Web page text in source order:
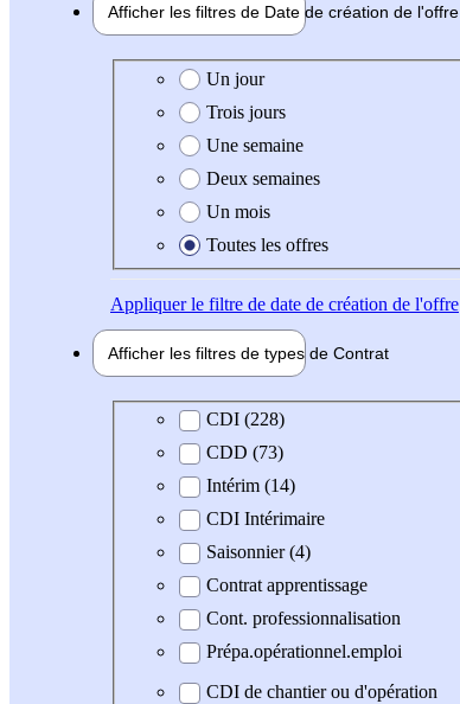
Afficher les filtres de Date de création de l'offre
Date de création de l'offre
Un jour
Trois jours
Une semaine
Deux semaines
Un mois
Toutes les offres
Appliquerle filtre de date de création de l'offre
Afficher les filtres de types de Contrat
Type de contratCDI (228)
CDD (73)
Intérim (14)
CDI Intérimaire
Saisonnier (4)
Contrat apprentissage
Cont. professionnalisation
Prépa.opérationnel.emploi
CDI de chantier ou d'opération